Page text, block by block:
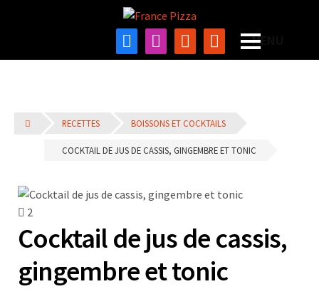
RECETTES BOISSONS ET COCKTAILS
COCKTAIL DE JUS DE CASSIS, GINGEMBRE ET TONIC
2
Cocktail de jus de cassis,
gingembre et tonic